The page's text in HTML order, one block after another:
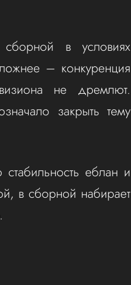
сборной в условиях
– конкуренция
не дремлют.
закрыть тему
еблан и
в сборной набирает